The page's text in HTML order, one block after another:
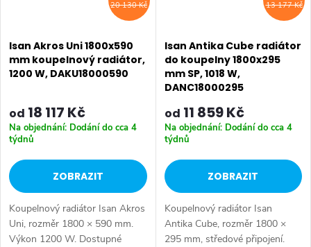
20 130 Kč
Isan Akros Uni 1800x590
mm koupelnový radiátor,
1200 W, DAKU18000590
od 18 117 Kč
Na objednání: Dodání do cca 4
týdnů
ZOBRAZIT
Koupelnový radiátor Isan Akros
Uni, rozměr 1800 × 590 mm.
Výkon 1200 W. Dostupné
13 177 Kč
Isan Antika Cube radiátor
do koupelny 1800x295
mm SP, 1018 W,
DANC18000295
od 11 859 Kč
Na objednání: Dodání do cca 4
týdnů
ZOBRAZIT
Koupelnový radiátor Isan
Antika Cube, rozměr 1800 ×
295 mm, středové připojení.